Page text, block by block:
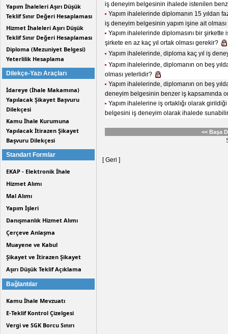
Yapım İhaleleri Aşırı Düşük
Teklif Sınır Değeri Hesaplaması
Hizmet İhaleleri Aşırı Düşük
Teklif Sınır Değeri Hesaplaması
Diploma (Mezuniyet Belgesi)
Yeterlilik Hesaplama
Dilekçe-Yazı Araçları
İdareye (İhale Makamına)
Yapılacak Şikayet Başvuru
Dilekçesi
Kamu İhale Kurumuna
Yapılacak İtirazen Şikayet
Başvuru Dilekçesi
Standart Formlar
EKAP - Elektronik İhale
Hizmet Alımı
Mal Alımı
Yapım İşleri
Danışmanlık Hizmet Alımı
Çerçeve Anlaşma
Muayene ve Kabul
Şikayet ve İtirazen Şikayet
Aşırı Düşük Teklif Açıklama
Bağlantılar
Kamu İhale Mevzuatı
E-Teklif Kontrol Çizelgesi
Vergi ve SGK Borcu Sınırı
iş deneyim belgesinin ihalede istenilen
Yapım ihalelerinde diplomanın 15 yıldan
iş deneyim belgesinin yapım işine ait
Yapım ihalelerinde diplomasını bir
şirkete en az kaç yıl ortak olması gerekir?
Yapım ihalelerinde, diploma kaç yıl iş
Yapım ihalelerinde, diplomanın on beş
olması yeterlidir?
Yapım ihalelerinde, diplomanın on beş
deneyim belgesinin benzer iş kapsamında
Yapım ihalelerine iş ortaklığı olarak
belgesini iş deneyim olarak ihalede
<< Başa
[ Geri ]